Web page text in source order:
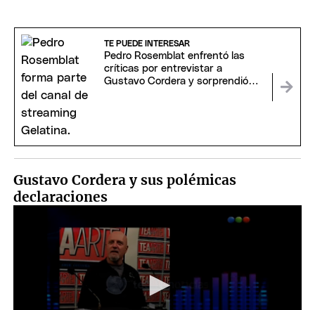
TE PUEDE INTERESAR
Pedro Rosemblat enfrentó las
críticas por entrevistar a
Gustavo Cordera y sorprendió
Gustavo Cordera y sus polémicas
declaraciones